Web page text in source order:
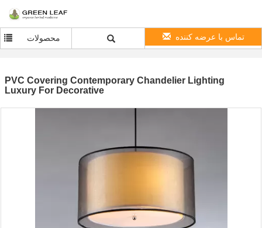
محصولات تماس با عرضه کننده
PVC Covering Contemporary Chandelier Lighting
Luxury For Decorative